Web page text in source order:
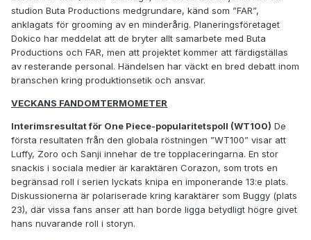
studion Buta Productions medgrundare, känd som ”FAR”,
anklagats för grooming av en minderårig. Planeringsföretaget
Dokico har meddelat att de bryter allt samarbete med Buta
Productions och FAR, men att projektet kommer att färdigställas
av resterande personal. Händelsen har väckt en bred debatt inom
branschen kring produktionsetik och ansvar.
VECKANS FANDOMTERMOMETER
Interimsresultat för One Piece-popularitetspoll (WT100) De
första resultaten från den globala röstningen ”WT100” visar att
Luffy, Zoro och Sanji innehar de tre topplaceringarna. En stor
snackis i sociala medier är karaktären Corazon, som trots en
begränsad roll i serien lyckats knipa en imponerande 13:e plats.
Diskussionerna är polariserade kring karaktärer som Buggy (plats
23), där vissa fans anser att han borde ligga betydligt högre givet
hans nuvarande roll i storyn.